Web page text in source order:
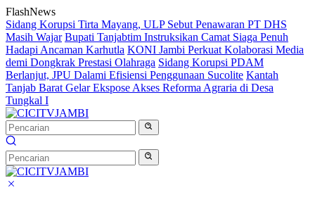
Langsung
ke
konten
FlashNews
Sidang Korupsi Tirta Mayang, ULP Sebut Penawaran PT DHS
Masih Wajar Bupati Tanjabtim Instruksikan Camat Siaga Penuh
Hadapi Ancaman Karhutla KONI Jambi Perkuat Kolaborasi Media
demi Dongkrak Prestasi Olahraga Sidang Korupsi PDAM
Berlanjut, JPU Dalami Efisiensi Penggunaan Sucolite Kantah
Tanjab Barat Gelar Ekspose Akses Reforma Agraria di Desa
Tungkal I